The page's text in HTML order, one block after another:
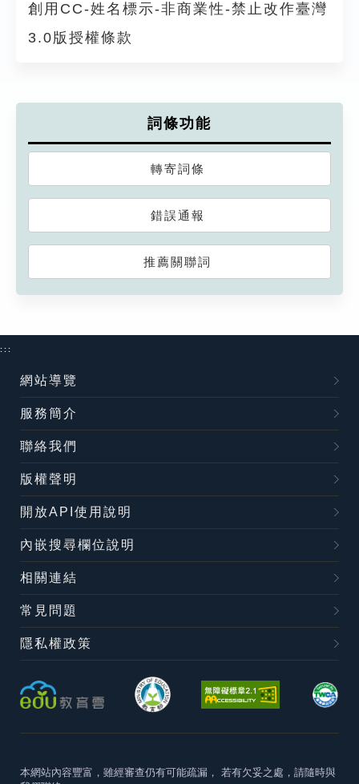
創用CC-姓名標示-非商業性-禁止改作臺灣
3.0版授權條款
詞條功能
轉寄詞條
錯誤通報
推薦關聯詞
:::
網站導覽
服務簡介
聯絡我們
版權聲明
開放API使用說明
內嵌搜尋欄位說明
相關連結
常見問題
隱私權政策
本網站內容豐富，雖經審查仍有可能疏漏， 若有欠妥之處，請隨時與